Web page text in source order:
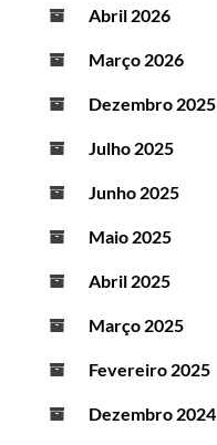
Abril 2026
Março 2026
Dezembro 2025
Julho 2025
Junho 2025
Maio 2025
Abril 2025
Março 2025
Fevereiro 2025
Dezembro 2024